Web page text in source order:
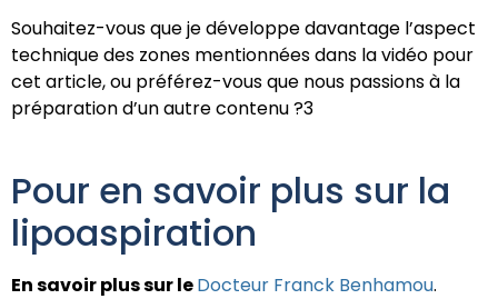
Souhaitez-vous que je développe davantage l’aspect
technique des zones mentionnées dans la vidéo pour
cet article, ou préférez-vous que nous passions à la
préparation d’un autre contenu ?3
Pour en savoir plus sur la
lipoaspiration
En savoir plus sur leDocteur Franck Benhamou.